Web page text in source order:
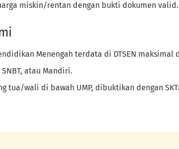
miskin/rentan dengan bukti dokumen valid.
Menengah terdata di DTSEN maksimal
SNBT, atau Mandiri.
tua/wali di bawah UMP, dibuktikan dengan